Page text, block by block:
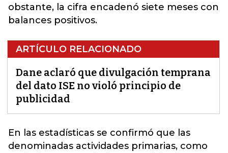
obstante, la cifra encadenó siete meses con
balances positivos.
ARTÍCULO RELACIONADO
Dane aclaró que divulgación temprana
del dato ISE no violó principio de
publicidad
En las estadísticas se confirmó que las
denominadas actividades primarias, como